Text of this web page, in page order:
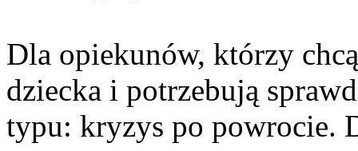
Dla opiekunów, którzy
dziecka i potrzebują
typu: kryzys po powrocie.